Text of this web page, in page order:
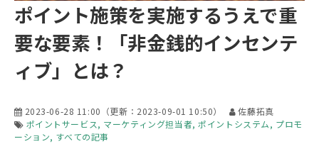
ポイント施策を実施するうえで重
要な要素！「非金銭的インセンテ
ィブ」とは？
2023-06-28 11:00 （更新： 2023-09-01 10:50）
佐藤拓真
ポイントサービス
マーケティング担当者 ポイントシステム
プロモ
ーション すべての記事